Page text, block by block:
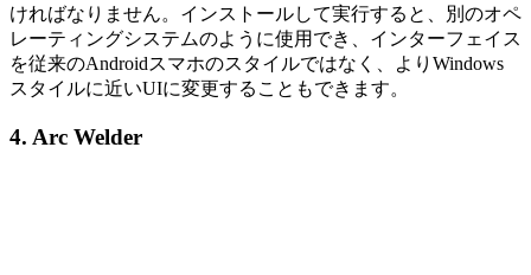
ければなりません。インストールして実行すると、別のオペ
レーティングシステムのように使用でき、インターフェイス
を従来のAndroidスマホのスタイルではなく、よりWindows
スタイルに近いUIに変更することもできます。
4. Arc Welder